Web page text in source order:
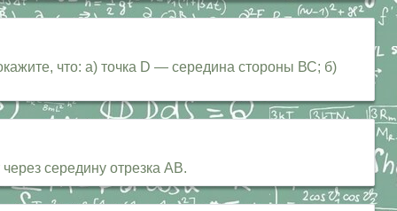
что: а) точка D — середина стороны ВС; б)
середину отрезка АВ.